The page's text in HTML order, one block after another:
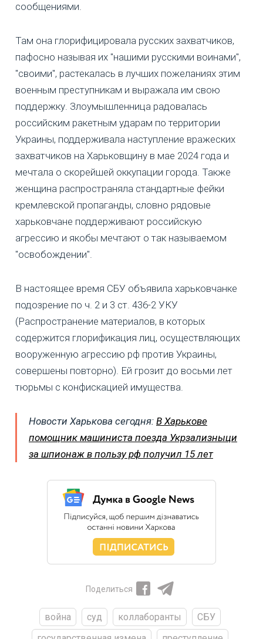
сообщениями.
Там она глорифицировала русских захватчиков,
пафосно называя их "нашими русскими воинами",
"своими", растекалась в лучших пожеланиях этим
военным преступникам и выражала им свою
поддержку. Злоумышленница радовалась
российским ракетным ударам по территории
Украины, поддерживала наступление вражеских
захватчиков на Харьковщину в мае 2024 года и
мечтала о скорейшей оккупации города. Также
женщина распространяла стандартные фейки
кремлевской пропаганды, словно рядовые
харьковчане поддерживают российскую
агрессию и якобы мечтают о так называемом
"освобождении".
В настоящее время СБУ объявила харьковчанке
подозрение по ч. 2 и 3 ст. 436-2 УКУ
(Распространение материалов, в которых
содержится глорификация лиц, осуществляющих
вооруженную агрессию рф против Украины,
совершены повторно). Ей грозит до восьми лет
тюрьмы с конфискацией имущества.
Новости Харькова сегодня: В Харькове
помощник машиниста поезда Укрзализныци
за шпионаж в пользу рф получил 15 лет
Поделиться
война суд коллаборанты
СБУ